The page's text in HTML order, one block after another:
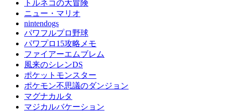
トルネコの大冒険
ニュー・マリオ
nintendogs
パワフルプロ野球
パワプロ15攻略メモ
ファイアーエムブレム
風来のシレンDS
ポケットモンスター
ポケモン不思議のダンジョン
マグナカルタ
マジカルバケーション